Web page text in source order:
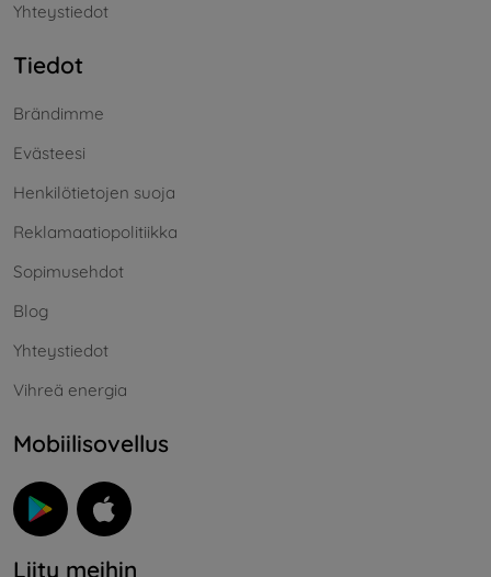
Yhteystiedot
Tiedot
Brändimme
Evästeesi
Henkilötietojen suoja
Reklamaatiopolitiikka
Sopimusehdot
Blog
Yhteystiedot
Vihreä energia
Mobiilisovellus
Liity meihin